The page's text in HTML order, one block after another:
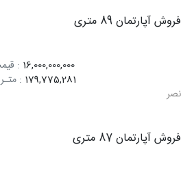
فروش آپارتمان 89 متری
16,000,000,000
:
179,775,281
:
نصر
فروش آپارتمان 87 متری